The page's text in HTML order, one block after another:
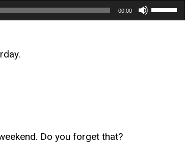
00:00
使
用
Do you forget that?